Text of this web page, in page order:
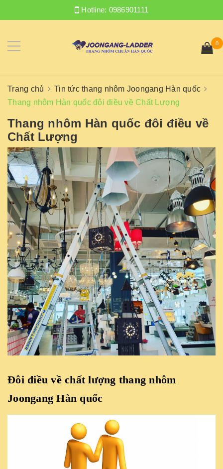
Hotline: 0986901111
0
Trang chủ
Tin tức thang nhôm Joongang Hàn quốc
Thang nhôm Hàn quốc đôi điều về Chất Lượng
Thang nhôm Hàn quốc đôi điều về
Chất Lượng
Đôi điều về chất lượng thang nhôm
Joongang Hàn quốc